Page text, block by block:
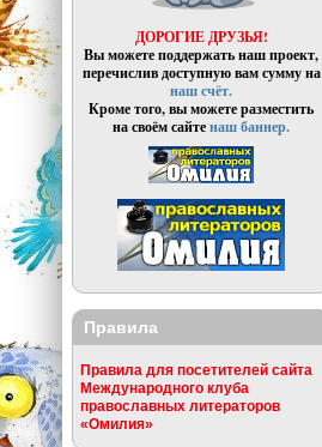
ДОРОГИЕ ДРУЗЬЯ!
Вы можете поддержать наш проект,
перечислив доступную вам сумму на
наш счёт.
Кроме того, вы можете разместить
на своём сайтенаш баннер.
Правила
Правила для посетителей сайта
Международного клуба
православных литераторов
«Омилия»